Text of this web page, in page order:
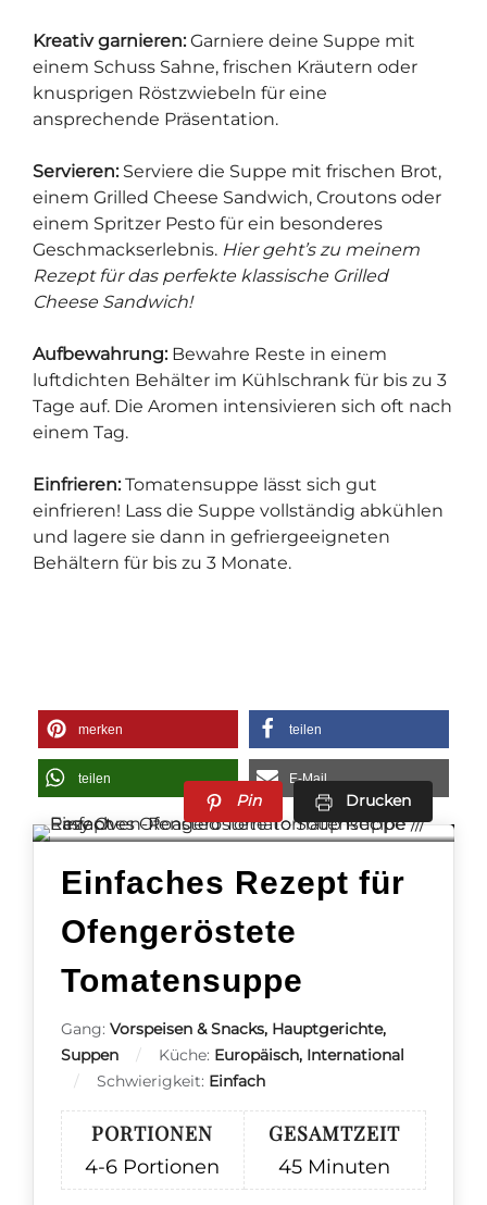
Kreativ garnieren:Garniere deine Suppe mit
einem Schuss Sahne, frischen Kräutern oder
knusprigen Röstzwiebeln für eine
ansprechende Präsentation.
Servieren:Serviere die Suppe mit frischen Brot,
einem Grilled Cheese Sandwich, Croutons oder
einem Spritzer Pesto für ein besonderes
Geschmackserlebnis. Hier geht’s zu meinem
Rezept für das perfekte klassische Grilled
Cheese Sandwich!
Aufbewahrung:Bewahre Reste in einem
luftdichten Behälter im Kühlschrank für bis zu 3
Tage auf. Die Aromen intensivieren sich oft nach
einem Tag.
Einfrieren:Tomatensuppe lässt sich gut
einfrieren! Lass die Suppe vollständig abkühlen
und lagere sie dann in gefriergeeigneten
Behältern für bis zu 3 Monate.
merken teilen
teilen E-Mail
Pin Drucken
Einfaches Rezept für
Ofengeröstete
Tomatensuppe
Gang: Vorspeisen & Snacks, Hauptgerichte,
Suppen
Küche: Europäisch, International
Schwierigkeit: Einfach
PORTIONEN
4-6 Portionen
GESAMTZEIT
45 Minuten